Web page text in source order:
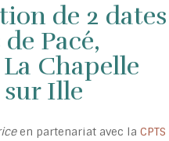
de 2 dates
Pacé,
Chapelle
sur Ille
en partenariat avec la CPTS